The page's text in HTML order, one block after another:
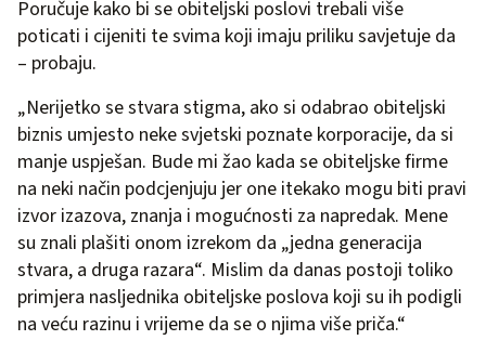
Poručuje kako bi se obiteljski poslovi trebali više
poticati i cijeniti te svima koji imaju priliku savjetuje da
– probaju.
„Nerijetko se stvara stigma, ako si odabrao obiteljski
biznis umjesto neke svjetski poznate korporacije, da si
manje uspješan. Bude mi žao kada se obiteljske firme
na neki način podcjenjuju jer one itekako mogu biti pravi
izvor izazova, znanja i mogućnosti za napredak. Mene
su znali plašiti onom izrekom da „jedna generacija
stvara, a druga razara“. Mislim da danas postoji toliko
primjera nasljednika obiteljske poslova koji su ih podigli
na veću razinu i vrijeme da se o njima više priča.“